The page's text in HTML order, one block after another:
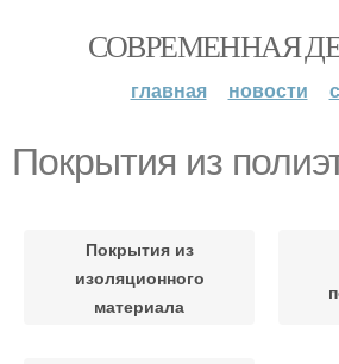
СОВРЕМЕННАЯ
главная новости
Покрытия из
Покрытия из
изоляционного
материала